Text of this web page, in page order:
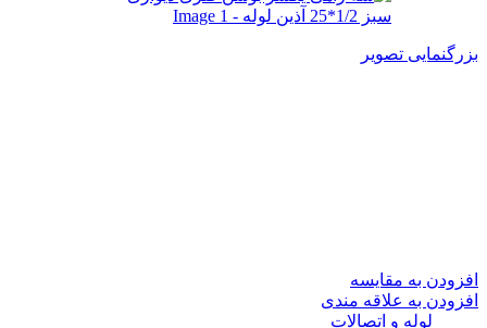
بزرگنمایی تصویر
افزودن به مقایسه
افزودن به علاقه مندی
لوله و اتصالات